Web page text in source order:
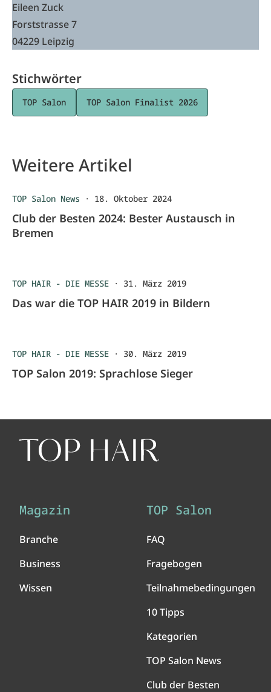
Eileen Zuck
Forststrasse 7
04229 Leipzig
Stichwörter
TOP Salon TOP Salon Finalist 2026
Weitere Artikel
TOP Salon News · 18. Oktober 2024
Club der Besten 2024: Bester Austausch in
Bremen
TOP HAIR - DIE MESSE · 31. März 2019
Das war die TOP HAIR 2019 in Bildern
TOP HAIR - DIE MESSE · 30. März 2019
TOP Salon 2019: Sprachlose Sieger
Magazin
Branche
Business
Wissen
TOP Salon
FAQ
Fragebogen
Teilnahmebedingungen
10 Tipps
Kategorien
TOP Salon News
Club der Besten